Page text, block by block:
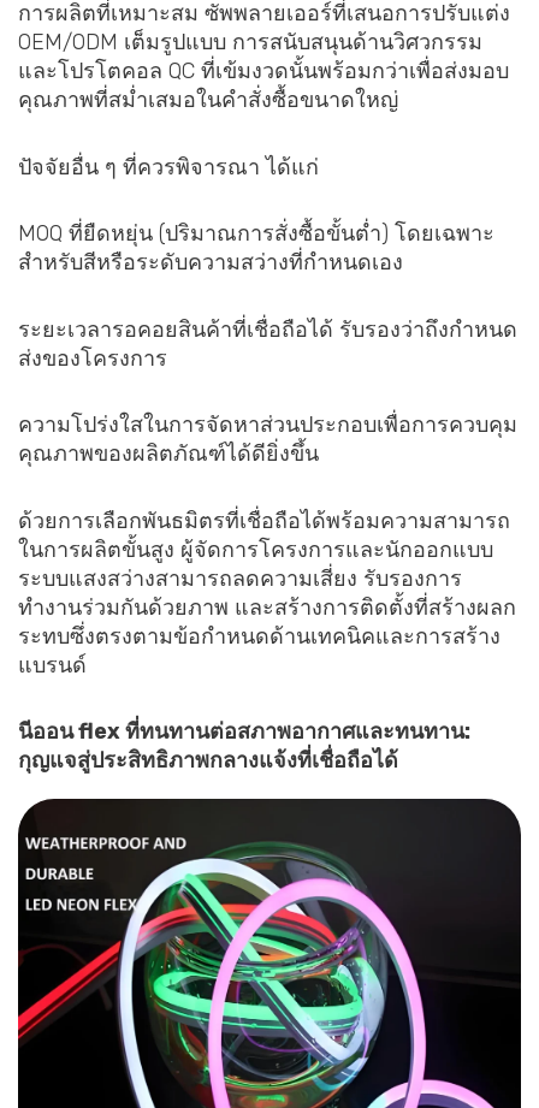
การผลิตที่เหมาะสม ซัพพลายเออร์ที่เสนอการปรับแต่ง
OEM/ODM เต็มรูปแบบ การสนับสนุนด้านวิศวกรรม
และโปรโตคอล QC ที่เข้มงวดนั้นพร้อมกว่าเพื่อส่งมอบ
คุณภาพที่สม่ำเสมอในคำสั่งซื้อขนาดใหญ่
ปัจจัยอื่น ๆ ที่ควรพิจารณา ได้แก่
MOQ ที่ยืดหยุ่น (ปริมาณการสั่งซื้อขั้นต่ำ) โดยเฉพาะ
สำหรับสีหรือระดับความสว่างที่กำหนดเอง
ระยะเวลารอคอยสินค้าที่เชื่อถือได้ รับรองว่าถึงกำหนด
ส่งของโครงการ
ความโปร่งใสในการจัดหาส่วนประกอบเพื่อการควบคุม
คุณภาพของผลิตภัณฑ์ได้ดียิ่งขึ้น
ด้วยการเลือกพันธมิตรที่เชื่อถือได้พร้อมความสามารถ
ในการผลิตขั้นสูง ผู้จัดการโครงการและนักออกแบบ
ระบบแสงสว่างสามารถลดความเสี่ยง รับรองการ
ทำงานร่วมกันด้วยภาพ และสร้างการติดตั้งที่สร้างผลก
ระทบซึ่งตรงตามข้อกำหนดด้านเทคนิคและการสร้าง
แบรนด์
นีออน flex ที่ทนทานต่อสภาพอากาศและทนทาน:
กุญแจสู่ประสิทธิภาพกลางแจ้งที่เชื่อถือได้